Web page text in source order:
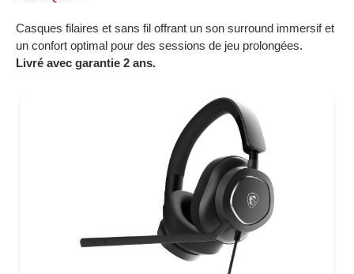
Casques filaires et sans fil offrant un son surround immersif et
un confort optimal pour des sessions de jeu prolongées.
Livré avec garantie 2 ans.